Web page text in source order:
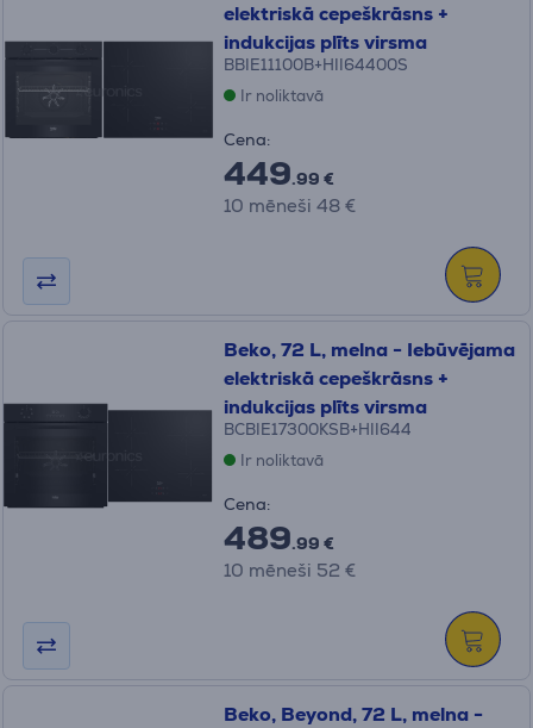
elektriskā cepeškrāsns +
indukcijas plīts virsma
BBIE11100B+HII64400S
Ir noliktavā
Cena:
449.99 €
10 mēneši 48 €
Beko, 72 L, melna - Iebūvējama
elektriskā cepeškrāsns +
indukcijas plīts virsma
BCBIE17300KSB+HII644
Ir noliktavā
Cena:
489.99 €
10 mēneši 52 €
Beko, Beyond, 72 L, melna -